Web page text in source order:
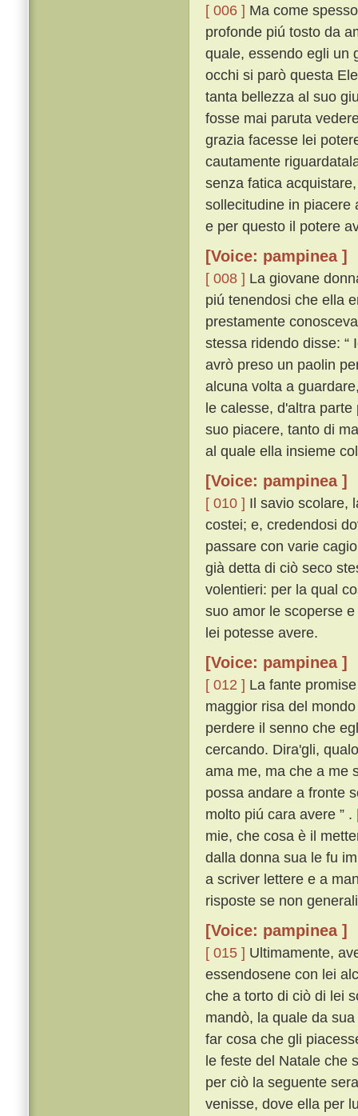
[ 006 ] Ma come
profonde piú tosto da
quale, essendo egli un
occhi si parò questa
tanta bellezza al suo
fosse mai paruta
grazia facesse lei
cautamente
senza fatica
sollecitudine in piacere
e per questo il potere
[Voice: pampinea ]
[ 008 ] La giovane
piú tenendosi che ella
prestamente
stessa ridendo disse: “
avrò preso un paolin
alcuna volta a
le calesse, d'altra
suo piacere, tanto di
al quale ella insieme
[Voice: pampinea ]
[ 010 ] Il savio scolare,
costei; e, credendosi
passare con varie
già detta di ciò seco
volentieri: per la qual
suo amor le scoperse
lei potesse avere.
[Voice: pampinea ]
[ 012 ] La fante
maggior risa del
perdere il senno che
cercando. Dira'gli,
ama me, ma che a me
possa andare a fronte
molto piú cara avere ” .
mie, che cosa è il
dalla donna sua le fu
a scriver lettere e a
risposte se non
[Voice: pampinea ]
[ 015 ] Ultimamente,
essendosene con lei
che a torto di ciò di lei
mandò, la quale da
far cosa che gli
le feste del Natale che
per ciò la seguente
venisse, dove ella per